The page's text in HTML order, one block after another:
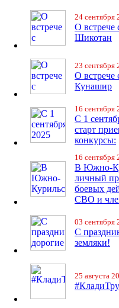
24 сентября
О встрече
Шикотан
23 сентября
О встрече
Кунашир
16 сентября
С 1
старт
конкурсы:
16 сентября
В Южно-
личный
боевых
СВО и
03 сентября
С
земляки!
25 августа